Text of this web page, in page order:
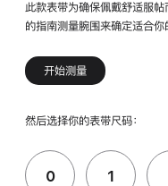
此款表带为确保佩戴舒适服帖
的指南测量腕围来确定适合你
开始测量
然后选择你的表带尺码：
0 1